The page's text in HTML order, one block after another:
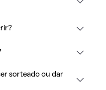
sorteado ou dar